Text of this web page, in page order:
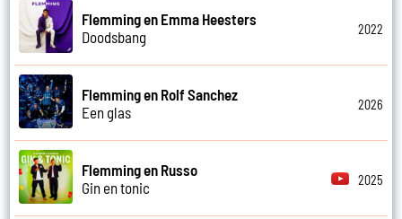
Flemming en Emma Heesters
Doodsbang
2022
Flemming en Rolf Sanchez
Een glas
2026
Flemming en Russo
Gin en tonic
2025